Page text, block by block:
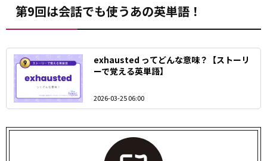
第9回は会話でも使うあの英単語！
exhausted ってどんな意味？【ストーリ
ーで覚える英単語】
2026-03-25 06:00